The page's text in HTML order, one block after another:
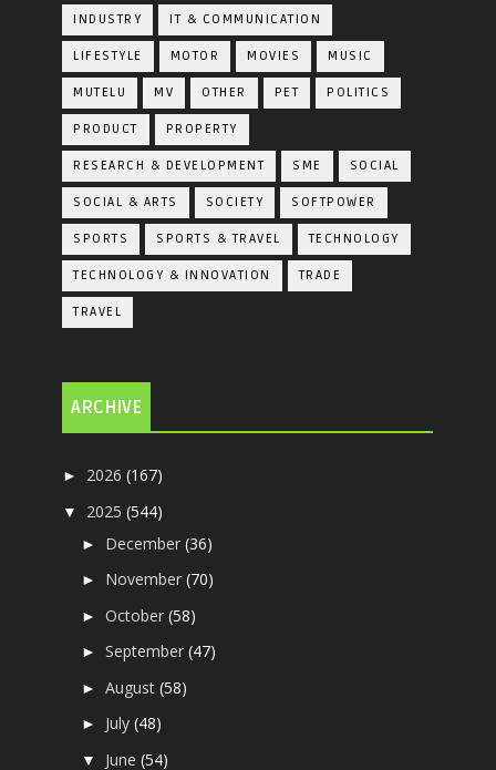
INDUSTRY IT & COMMUNICATION
LIFESTYLE MOTOR MOVIES MUSIC
MUTELU MV OTHER PET POLITICS
PRODUCT PROPERTY
RESEARCH & DEVELOPMENT SME SOCIAL
SOCIAL & ARTS SOCIETY SOFTPOWER
SPORTS SPORTS & TRAVEL TECHNOLOGY
TECHNOLOGY & INNOVATION TRADE
TRAVEL
ARCHIVE
► 2026(167)
▼ 2025(544)
► December(36)
► November(70)
►October(58)
►September(47)
►August(58)
► July(48)
▼ June(54)